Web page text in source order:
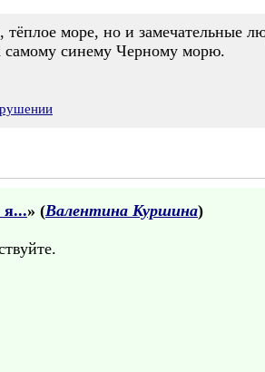
море, но и замечательные
самому синему Черному морю.
» (Валентина Куршина)